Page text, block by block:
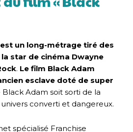
un long-métrage tiré des
star de cinéma Dwayne
. Le film Black Adam
esclave doté de super
Black Adam soit sorti de la
converti et dangereux.
spécialisé Franchise